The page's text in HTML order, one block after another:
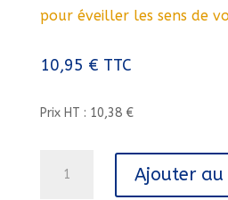
pour éveiller les sens de
10,95 € TTC
Prix HT : 10,38 €
Ajouter